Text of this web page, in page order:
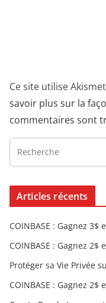
Ce site utilise
savoir plus sur la
commentaires sont
Articles récents
COINBASE : Gagnez 3$
COINBASE : Gagnez 2$
Protéger sa Vie Privée
COINBASE : Gagnez 2$